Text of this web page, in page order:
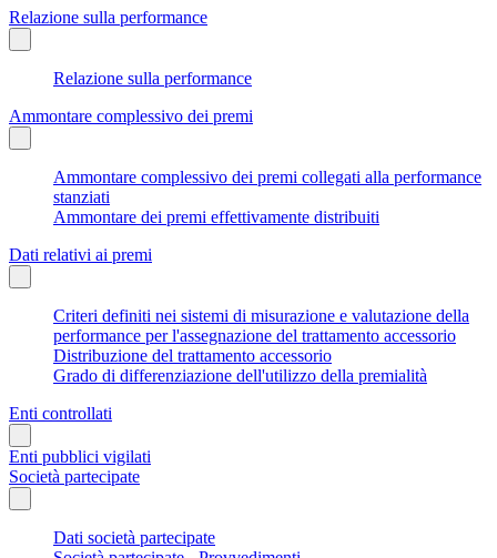
Relazione sulla performance
Relazione sulla performance
Ammontare complessivo dei premi
Ammontare complessivo dei premi collegati alla performance
stanziati
Ammontare dei premi effettivamente distribuiti
Dati relativi ai premi
Criteri definiti nei sistemi di misurazione e valutazione della
performance per l'assegnazione del trattamento accessorio
Distribuzione del trattamento accessorio
Grado di differenziazione dell'utilizzo della premialità
Enti controllati
Enti pubblici vigilati
Società partecipate
Dati società partecipate